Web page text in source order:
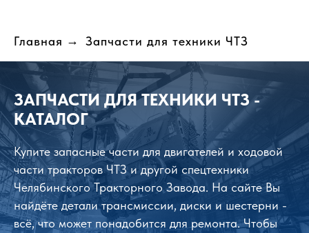
Главная → Запчасти для техники ЧТЗ
ЗАПЧАСТИ ДЛЯ ТЕХНИКИ ЧТЗ -
КАТАЛОГ
Купите запасные части для двигателей и ходовой
части тракторов ЧТЗ и другой спецтехники
Челябинского Тракторного Завода. На сайте Вы
найдёте детали трансмиссии, диски и шестерни -
всё, что может понадобится для ремонта. Чтобы